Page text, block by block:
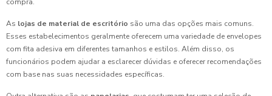
As lojas de material de escritório são uma das opções mais comuns.
Esses estabelecimentos geralmente oferecem uma variedade de envelopes
com fita adesiva em diferentes tamanhos e estilos. Além disso, os
funcionários podem ajudar a esclarecer dúvidas e oferecer recomendações
com base nas suas necessidades específicas.